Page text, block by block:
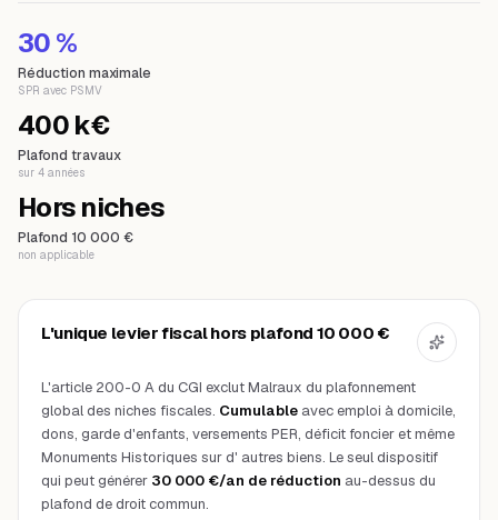
30 %
Réduction maximale
SPR avec PSMV
400 k€
Plafond travaux
sur 4 années
Hors niches
Plafond 10 000 €
non applicable
L'unique levier fiscal hors plafond 10 000 €
L'article 200-0 A du CGI exclut Malraux du plafonnement
global des niches fiscales. Cumulable avec emploi à domicile,
dons, garde d'enfants, versements PER, déficit foncier et même
Monuments Historiques sur d' autres biens. Le seul dispositif
qui peut générer 30 000 €/an de réduction au-dessus du
plafond de droit commun.